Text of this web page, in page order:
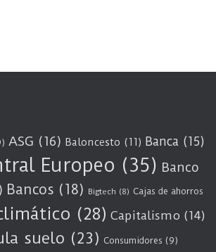
ASG (16) Baloncesto (11) Banca (15)
Europeo (35) Banco
Bancos (18) Bigtech (8) Cajas de ahorros
(28) Capitalismo (14)
suelo (23) Consumidores (9)